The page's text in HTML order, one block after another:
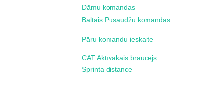
Dāmu komandas
Baltais Pusaudžu komandas
Pāru komandu ieskaite
CAT Aktīvākais braucējs
Sprinta distance